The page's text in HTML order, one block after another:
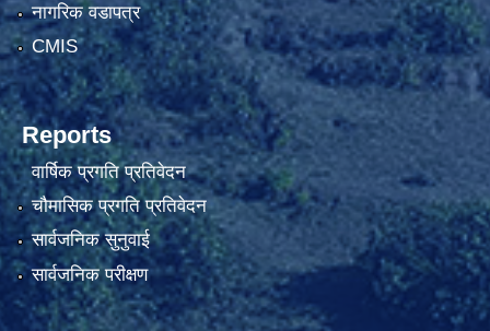
नागरिक वडापत्र
CMIS
Reports
वार्षिक प्रगति प्रतिवेदन
चौमासिक प्रगति प्रतिवेदन
सार्वजनिक सुनुवाई
सार्वजनिक परीक्षण